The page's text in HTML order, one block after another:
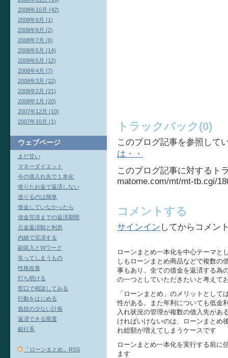
トラックバック(0)
このブログ記事を参照して
は・・
このブログ記事に対するト
matome.com/mt/mt-tb.cgi/
コメントする
サインイン してからコメン
ローンまとめ一本化を中心テーマと
しもローンまとめ商品などで複数の
事もあり、全ての借金を返済する為
の一つとしていただきたいと考えて
「ローンまとめ」のメリットとし
性がある。また年利についても低金
入れ状況の管理が複数の借入先があ
ければいけないのは、ローンまとめ
れ総額が増えてしまうケースです
ローンまとめ一本化を実行する前に
ます
2008年10月 (42)
2008年9月 (1)
2008年8月 (2)
2008年7月 (6)
2008年6月 (14)
2008年5月 (12)
2008年4月 (7)
2008年3月 (22)
2008年2月 (21)
2008年1月 (20)
2007年12月 (10)
2007年10月 (1)
ウェブページ
まだ甘い
マネーダイエット
今の借入れ先で１本化
借りたお金で返済しない
借りるのは簡単
借金していなかったら
借金完済までの返済期間
元金返済額と利息
内緒で完済する
副収入とWワーク
失ってしまうもの
性格改善
打ち明ける
窓口で相談してみる
行動をはじめる
負担の少ない計画
返済できる限度
銀行系
「ローンまとめ」RSS